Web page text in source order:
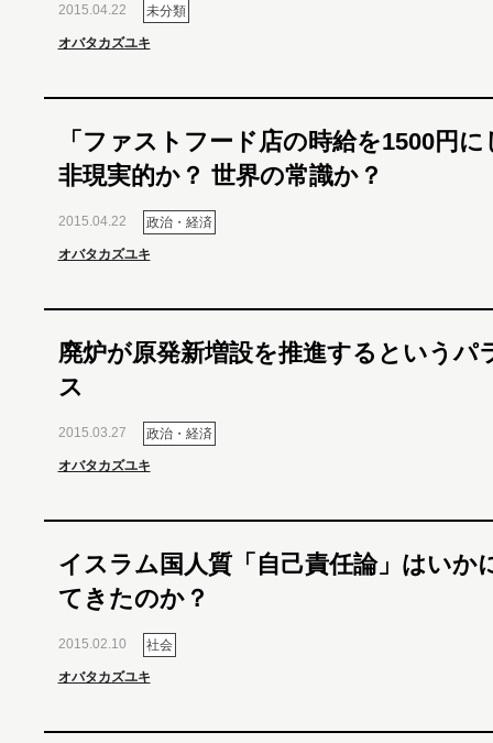
2015.04.22 未分類
オバタカズユキ
「ファストフード店の時給を1500円
非現実的か？ 世界の常識か？
2015.04.22 政治・経済
オバタカズユキ
廃炉が原発新増設を推進するというパ
ス
2015.03.27 政治・経済
オバタカズユキ
イスラム国人質「自己責任論」はいか
てきたのか？
2015.02.10 社会
オバタカズユキ